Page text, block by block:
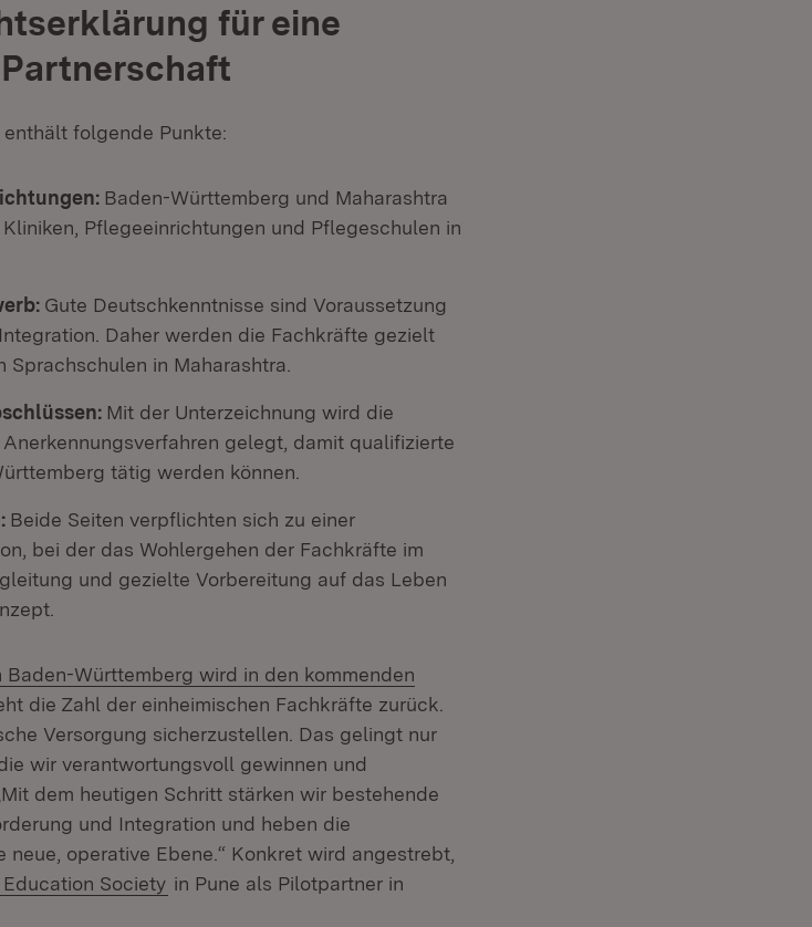
für eine
folgende Punkte:
Baden-Württemberg und Maharashtra
Pflegeeinrichtungen und Pflegeschulen in
Gute Deutschkenntnisse sind Voraussetzung
Daher werden die Fachkräfte gezielt
in Maharashtra.
Mit der Unterzeichnung wird die
gelegt, damit qualifizierte
tätig werden können.
Beide Seiten verpflichten sich zu einer
bei der das Wohlergehen der Fachkräfte im
und gezielte Vorbereitung auf das Leben
Württemberg wird in den kommenden
Fenster)
die Zahl der einheimischen Fachkräfte zurück.
Versorgung sicherzustellen. Das gelingt nur
wir verantwortungsvoll gewinnen und
dem heutigen Schritt stärken wir bestehende
und Integration und heben die
operative Ebene.“ Konkret wird angestrebt,
Society (Öffnet in neuem Fenster)
in Pune als Pilotpartner in